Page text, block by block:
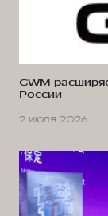
GWM
России
2 июля 2026